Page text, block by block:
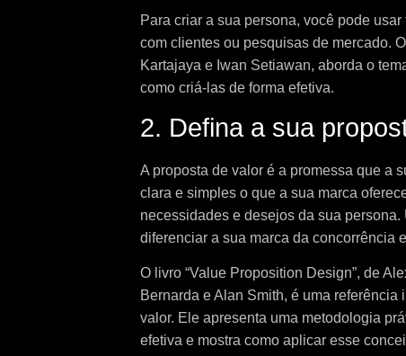
Para criar a sua persona, você pode
com clientes ou pesquisas de mercado.
Kartajaya e Iwan Setiawan, aborda o
como criá-las de forma efetiva.
2. Defina a sua
A proposta de valor é a promessa que a
clara e simples o que a sua marca
necessidades e desejos da sua
diferenciar a sua marca da concorrência
O livro “Value Proposition Design”, de
Bernarda e Alan Smith, é uma
valor. Ele apresenta uma metodologia
efetiva e mostra como aplicar esse